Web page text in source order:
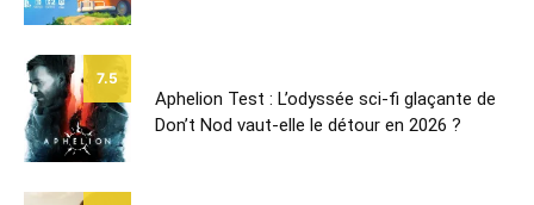
7.5
Aphelion Test : L’odyssée sci-fi glaçante de
Don’t Nod vaut-elle le détour en 2026 ?